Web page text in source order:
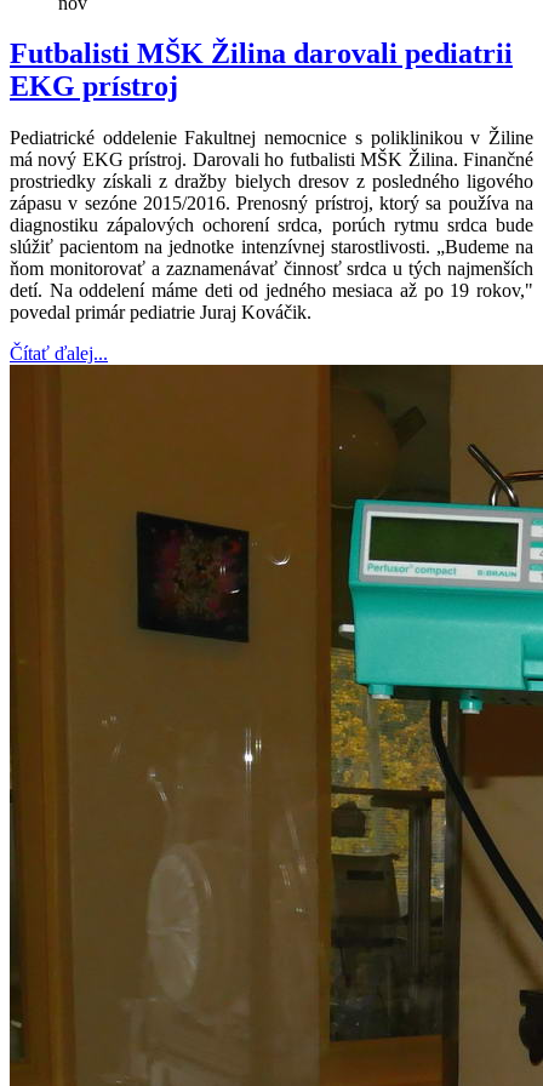
Futbalisti MŠK Žilina darovali pediatrii
EKG prístroj
Pediatrické oddelenie Fakultnej nemocnice s poliklinikou v Žiline
má nový EKG prístroj. Darovali ho futbalisti MŠK Žilina. Finančné
prostriedky získali z dražby bielych dresov z posledného ligového
zápasu v sezóne 2015/2016. Prenosný prístroj, ktorý sa používa na
diagnostiku zápalových ochorení srdca, porúch rytmu srdca bude
slúžiť pacientom na jednotke intenzívnej starostlivosti. „Budeme na
ňom monitorovať a zaznamenávať činnosť srdca u tých najmenších
detí. Na oddelení máme deti od jedného mesiaca až po 19 rokov,"
povedal primár pediatrie Juraj Kováčik.
Čítať ďalej...